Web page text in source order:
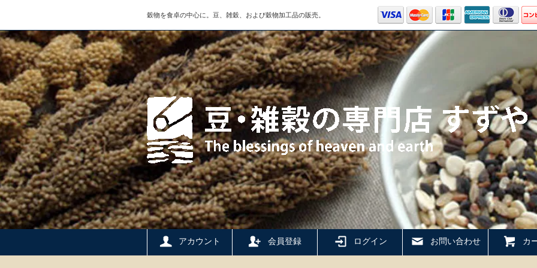
穀物を食卓の中心に。豆、雑穀、および穀物加工品の販売。
アカウント 会員登録 ログイン お問い合わせ カ